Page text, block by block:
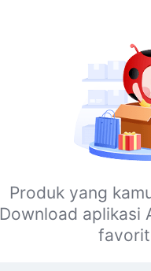
Produk yang
Download aplikasi